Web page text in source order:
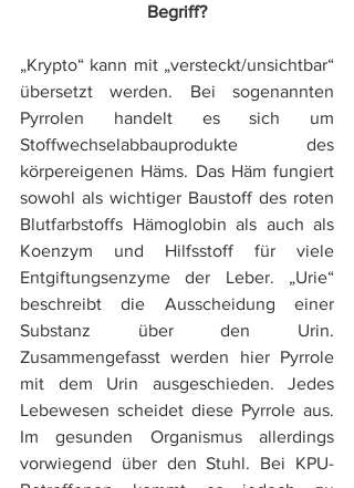
Begriff?
„Krypto“ kann mit „versteckt/unsichtbar“
übersetzt werden. Bei sogenannten
Pyrrolen handelt es sich um
Stoffwechselabbauprodukte des
körpereigenen Häms. Das Häm fungiert
sowohl als wichtiger Baustoff des roten
Blutfarbstoffs Hämoglobin als auch als
Koenzym und Hilfsstoff für viele
Entgiftungsenzyme der Leber. „Urie“
beschreibt die Ausscheidung einer
Substanz über den Urin.
Zusammengefasst werden hier Pyrrole
mit dem Urin ausgeschieden. Jedes
Lebewesen scheidet diese Pyrrole aus.
Im gesunden Organismus allerdings
vorwiegend über den Stuhl. Bei KPU-